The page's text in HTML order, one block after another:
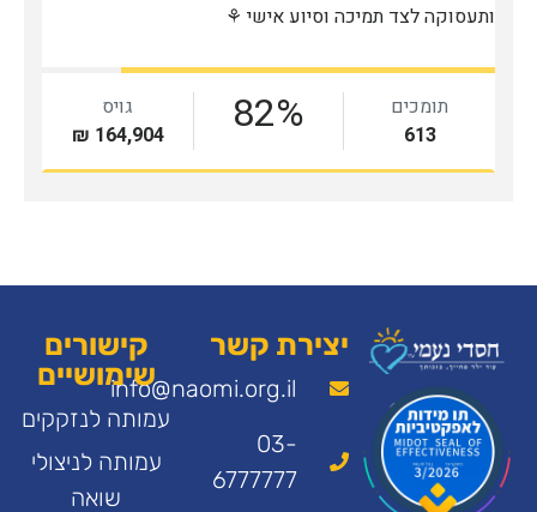
יצירת קשר
info@naomi.org.il
03-
6777777
קישורים
שימושיים
עמותה לנזקקים
עמותה לניצולי
שואה